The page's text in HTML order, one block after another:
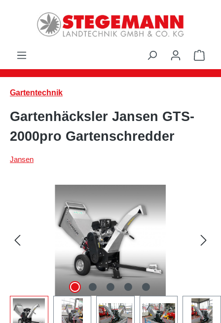
Zum Hauptinhalt springen
Gartentechnik
Gartenhäcksler Jansen GTS-
2000pro Gartenschredder
Jansen